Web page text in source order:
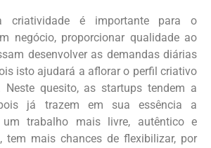
criatividade é importante para o
negócio, proporcionar qualidade ao
desenvolver as demandas diárias
isto ajudará a aflorar o perfil criativo
Neste quesito, as startups tendem a
já trazem em sua essência a
um trabalho mais livre, autêntico e
tem mais chances de flexibilizar, por